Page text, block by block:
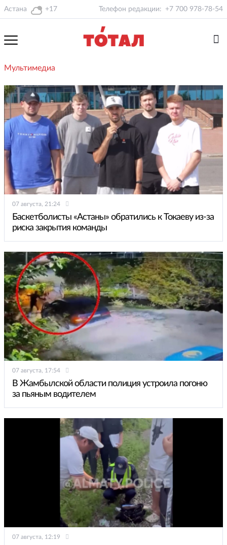
Астана +17 Телефон редакции: +7 700 978-78-54
Мультимедиа
07 августа, 21:24
Баскетболисты «Астаны» обратились к Токаеву из-за
риска закрытия команды
07 августа, 17:54
В Жамбылской области полиция устроила погоню
за пьяным водителем
07 августа, 12:19